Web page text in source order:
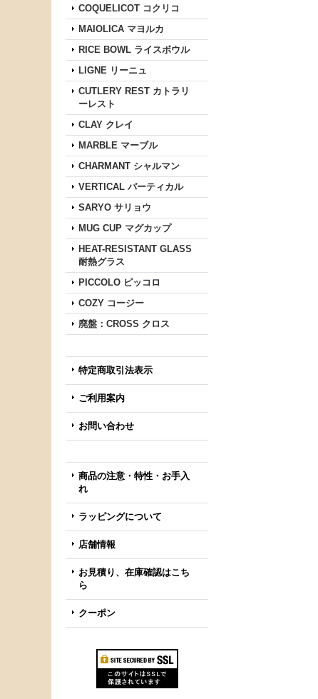
COQUELICOT コクリコ
MAIOLICA マヨルカ
RICE BOWL ライスボウル
LIGNE リーニュ
CUTLERY REST カトラリ
ーレスト
CLAY クレイ
MARBLE マーブル
CHARMANT シャルマン
VERTICAL バーティカル
SARYO サリョウ
MUG CUP マグカップ
HEAT-RESISTANT GLASS
耐熱グラス
PICCOLO ピッコロ
COZY コージー
廃盤：CROSS クロス
特定商取引法表示
ご利用案内
お問い合わせ
商品の注意・特性・お手入
れ
ラッピングについて
店舗情報
お見積り、在庫確認はこち
ら
クーポン